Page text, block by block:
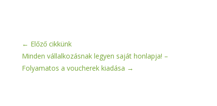
← Előző cikkünk
Minden vállalkozásnak legyen saját honlapja! –
Folyamatos a voucherek kiadása →